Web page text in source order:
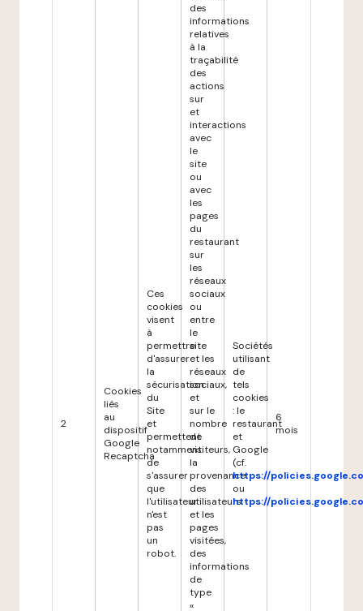
2
Cookies
liés
au
dispositif
Google
Recaptcha
Ces
cookies
visent
à
permettre
d'assurer
la
sécurisation
du
Site
et
permettent
notamment
de
s'assurer
que
l'utilisateur
n'est
pas
un
robot.
des
informations
relatives
à la
traçabilité
des
actions
sur
et
interactions
avec
le
site
ou
avec
les
pages
du
restaurant
sur
les
réseaux
sociaux
ou
entre
le
site
et les
réseaux
sociaux,
et
sur le
nombre
de
visiteurs,
la
provenance
des
utilisateurs
et les
pages
visitées,
des
informations
de
type
«
Sociétés
utilisant
de
tels
cookies
: le
restaurant
et
Google
(cf.
https://
ou
https://
6
mois